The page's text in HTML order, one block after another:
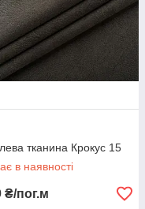
тканина Крокус 15
в наявності
₴/пог.м